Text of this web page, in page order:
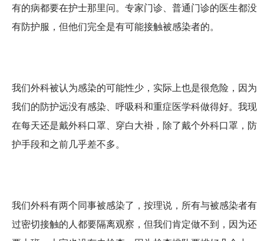
有的病都要在护士那里问。专家门诊、普通门诊的医生都没
有防护服，但他们完全是有可能接触被感染者的。
我们外科被认为感染的可能性少，实际上也是很危险，因为
我们的防护远没有感染、呼吸科和重症医学科做得好。我现
在每天还是戴外科口罩、穿白大褂，除了戴个外科口罩，防
护手段和之前几乎差不多。
我们外科有两个同事被感染了，按理说，所有与被感染者有
过密切接触的人都要隔离观察，但我们肯定做不到，因为还